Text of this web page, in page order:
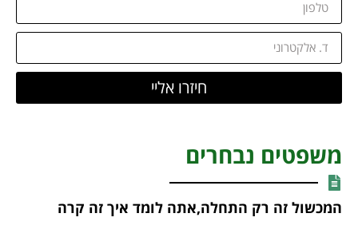
חיזרו אליי
משפטים נבחרים
המכשול זה רק התחלה,אתה לומד איך זה קרה